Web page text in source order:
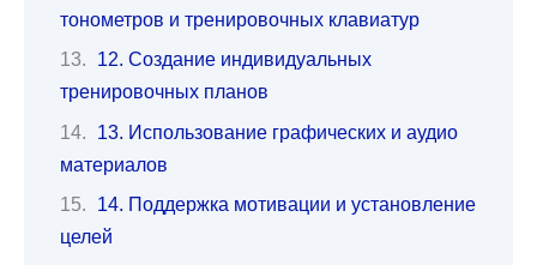
тонометров и тренировочных клавиатур
12. Создание индивидуальных
тренировочных планов
13. Использование графических и аудио
материалов
14. Поддержка мотивации и установление
целей